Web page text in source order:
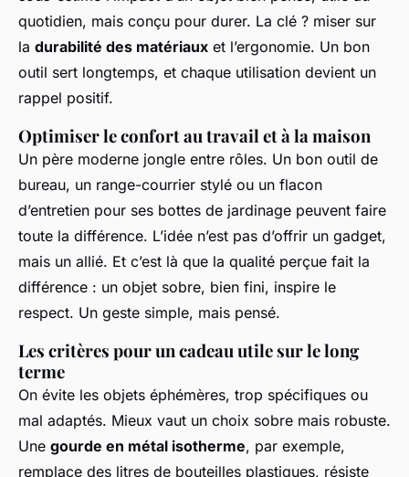
quotidien, mais conçu pour durer. La clé ? miser sur
la durabilité des matériaux et l’ergonomie. Un bon
outil sert longtemps, et chaque utilisation devient un
rappel positif.
Optimiser le confort au travail et à la maison
Un père moderne jongle entre rôles. Un bon outil de
bureau, un range-courrier stylé ou un flacon
d’entretien pour ses bottes de jardinage peuvent faire
toute la différence. L’idée n’est pas d’offrir un gadget,
mais un allié. Et c’est là que la qualité perçue fait la
différence : un objet sobre, bien fini, inspire le
respect. Un geste simple, mais pensé.
Les critères pour un cadeau utile sur le long
terme
On évite les objets éphémères, trop spécifiques ou
mal adaptés. Mieux vaut un choix sobre mais robuste.
Une gourde en métal isotherme, par exemple,
remplace des litres de bouteilles plastiques, résiste